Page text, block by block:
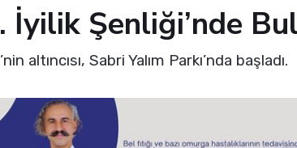
İyilik Şenliği’nde
Sabri Yalım Parkı’nda başladı.